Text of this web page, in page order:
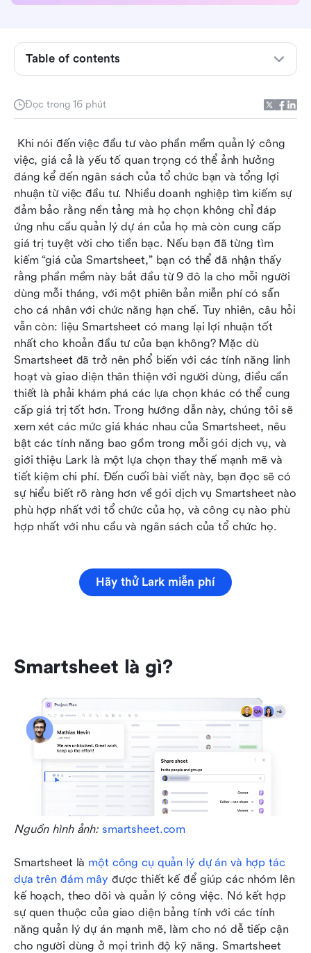
Đọc trong 16 phút
việc, giá cả là yếu tố quan trọng có thể ảnh hưởng
đáng kể đến ngân sách của tổ chức bạn và tổng lợi
nhuận từ việc đầu tư. Nhiều doanh nghiệp tìm kiếm sự
đảm bảo rằng nền tảng mà họ chọn không chỉ đáp
ứng nhu cầu quản lý dự án của họ mà còn cung cấp
giá trị tuyệt vời cho tiền bạc. Nếu bạn đã từng tìm
kiếm “giá của Smartsheet,” bạn có thể đã nhận thấy
rằng phần mềm này bắt đầu từ 9 đô la cho mỗi người
dùng mỗi tháng, với một phiên bản miễn phí có sẵn
cho cá nhân với chức năng hạn chế. Tuy nhiên, câu hỏi
vẫn còn: liệu Smartsheet có mang lại lợi nhuận tốt
nhất cho khoản đầu tư của bạn không? Mặc dù
Smartsheet đã trở nên phổ biến với các tính năng linh
hoạt và giao diện thân thiện với người dùng, điều cần
thiết là phải khám phá các lựa chọn khác có thể cung
cấp giá trị tốt hơn. Trong hướng dẫn này, chúng tôi sẽ
xem xét các mức giá khác nhau của Smartsheet, nêu
bật các tính năng bao gồm trong mỗi gói dịch vụ, và
giới thiệu Lark là một lựa chọn thay thế mạnh mẽ và
tiết kiệm chi phí. Đến cuối bài viết này, bạn đọc sẽ có
sự hiểu biết rõ ràng hơn về gói dịch vụ Smartsheet nào
phù hợp nhất với tổ chức của họ, và công cụ nào phù
hợp nhất với nhu cầu và ngân sách của tổ chức họ.
Hãy thử Lark miễn phí
Smartsheet là gì?
Nguồn hình ảnh: smartsheet.com
Smartsheet là một công cụ quản lý dự án và hợp tác
dựa trên đám mây được thiết kế để giúp các nhóm lên
kế hoạch, theo dõi và quản lý công việc. Nó kết hợp
sự quen thuộc của giao diện bảng tính với các tính
năng quản lý dự án mạnh mẽ, làm cho nó dễ tiếp cận
cho người dùng ở mọi trình độ kỹ năng. Smartsheet
Table of contents
Smartsheet là gì?
Hiểu biết về giá của Smartsheet
Smartsheet phù hợp nhất cho ai và bạn nên
chọn gói dịch vụ nào?
So sánh Smartsheet với các đối thủ cạnh tranh
Các câu hỏi thường gặp về giá của Smartsheet
Kết luận